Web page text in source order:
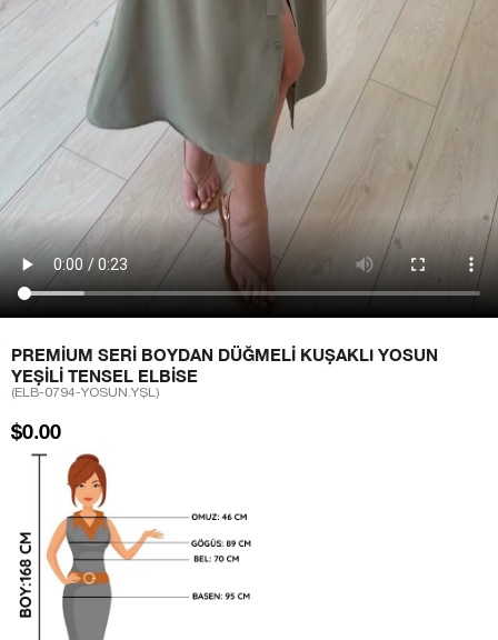
PREMIUM SERI BOYDAN DÜĞMELI KUŞAKLI YOSUN
YEŞILI TENSEL ELBISE
(ELB-0794-YOSUN.YŞL)
$0.00